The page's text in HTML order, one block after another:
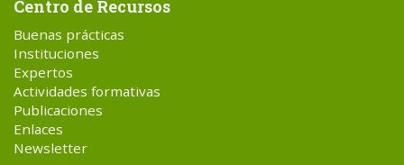
Centro de Recursos
Buenas prácticas
Instituciones
Expertos
Actividades formativas
Publicaciones
Enlaces
Newsletter